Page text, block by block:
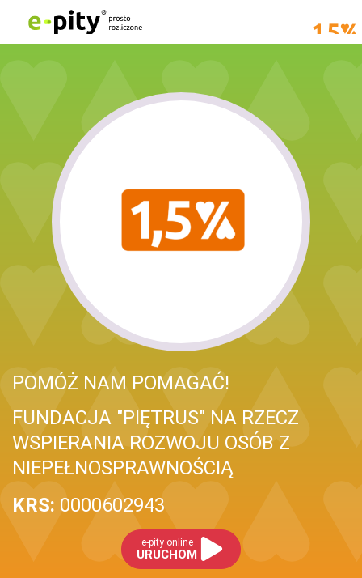
POMÓŻ NAM POMAGAĆ!
FUNDACJA "PIĘTRUS" NA RZECZ
WSPIERANIA ROZWOJU OSÓB Z
NIEPEŁNOSPRAWNOŚCIĄ
KRS: 0000602943
e-pity online
URUCHOM